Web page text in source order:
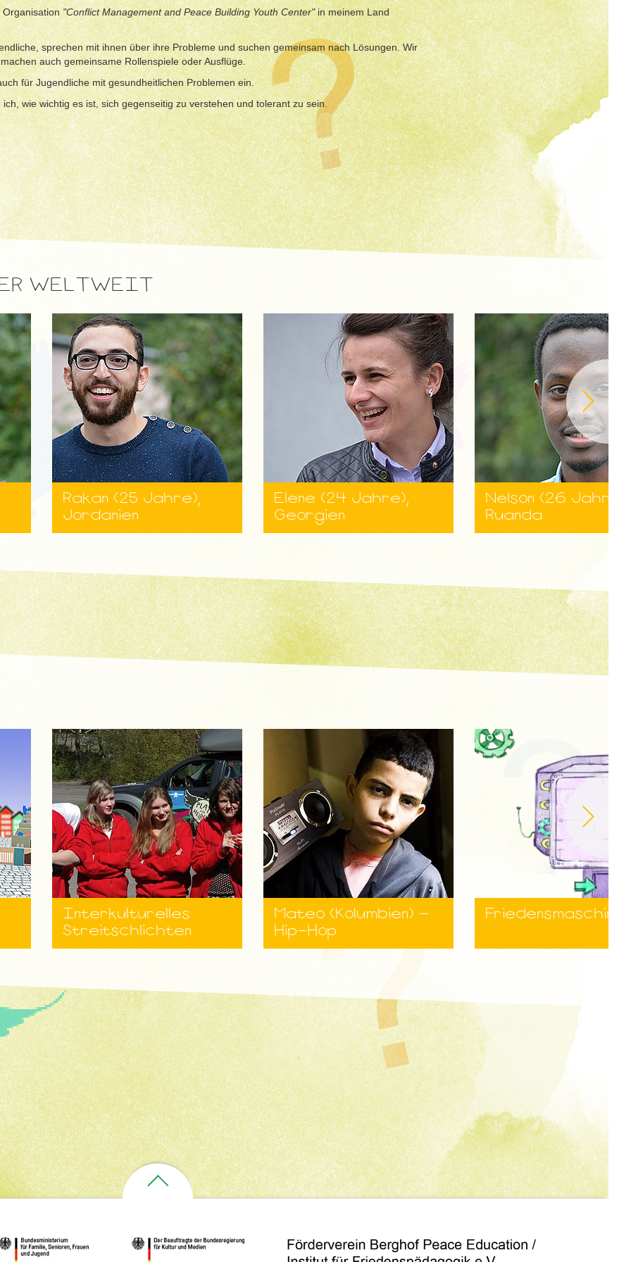
Organisation"Conflict Management and Peace Building Youth Center" in meinem Land
sprechen mit ihnen über ihre Probleme und suchen gemeinsam nach Lösungen. Wir
auch gemeinsame Rollenspiele oder Ausflüge.
für Jugendliche mit gesundheitlichen Problemen ein.
wie wichtig es ist, sich gegenseitig zu verstehen und tolerant zu sein.
WELTWEIT
Rakan (25 Jahre),
Jordanien
Elene (24 Jahre),
Georgien
Nelson (26 Jahre),
Ruanda
Interkulturelles
Streitschlichten
Mateo (Kolumbien) -
Hip-Hop
Friedensmaschine